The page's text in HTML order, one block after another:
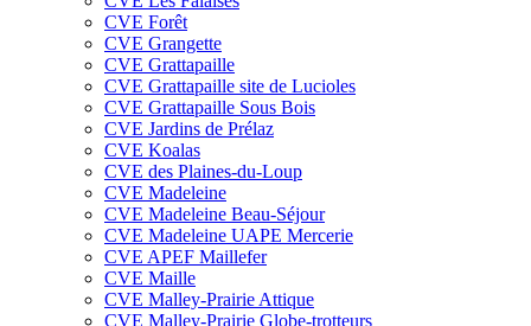
CVE Forêt
CVE Grangette
CVE Grattapaille
CVE Grattapaille site de Lucioles
CVE Grattapaille Sous Bois
CVE Jardins de Prélaz
CVE Koalas
CVE des Plaines-du-Loup
CVE Madeleine
CVE Madeleine Beau-Séjour
CVE Madeleine UAPE Mercerie
CVE APEF Maillefer
CVE Maille
CVE Malley-Prairie Attique
CVE Malley-Prairie Globe-trotteurs